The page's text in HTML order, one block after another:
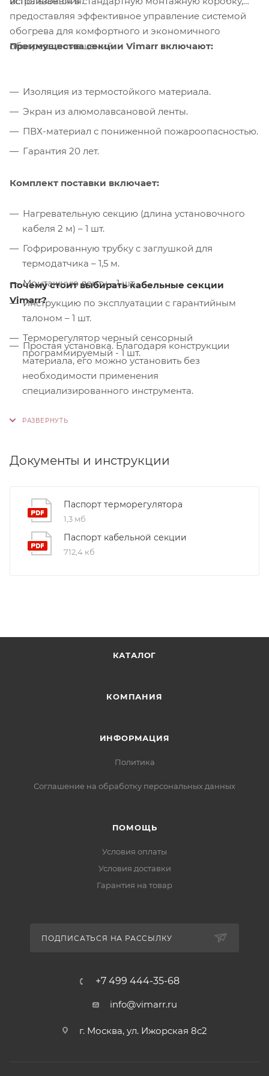
предоставляя эффективное управление системой
обогрева для комфортного и экономичного
обогрева помещений.
Преимущества секции Vimarr включают:
Изоляция из термостойкого материала.
Экран из алюмолавсановой ленты.
ПВХ-материал с пониженной пожароопасностью.
Гарантия 20 лет.
Комплект поставки включает:
Нагревательную секцию (длина установочного
кабеля 2 м) – 1 шт.
Гофрированную трубку с заглушкой для
термодатчика – 1,5 м.
Монтажную ленту – 1 шт.
Инструкцию по эксплуатации с гарантийным
талоном – 1 шт.
Терморегулятор черный сенсорный
программируемый - 1 шт.
Почему стоит выбирать кабельные секции
Vimarr?
Простая установка. Благодаря конструкции
материала, его можно установить без
необходимости применения
специализированного инструмента.
используются только высококачественные
9001:2015. Это обеспечивает надежность и
Документы и инструкции
Паспорт терморегулятора
1,3 мб
Паспорт кабельной секции
712,4 кб
КАТАЛОГ
КОМПАНИЯ
ИНФОРМАЦИЯ
Политика
Соглашение на обработку персональных данных
ПОМОЩЬ
Условия оплаты
Условия доставки
Гарантия на товар
ПОДПИСАТЬСЯ НА РАССЫЛКУ
+7 499 444-35-68
info@vimarr.ru
г. Москва, ул. Ижорская 8с2